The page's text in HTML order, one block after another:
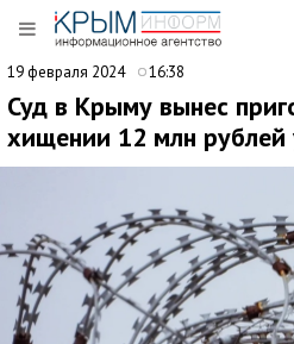
19 февраля 2024 16:38
Суд в Крыму вынес
хищении 12 млн рублей